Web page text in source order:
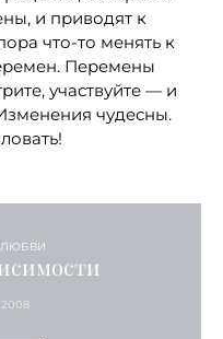
и приводят к
что-то менять к
Перемены
участвуйте — и
чудесны.